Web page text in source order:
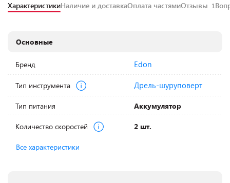
ХарактеристикиНаличие и доставкаОплата частямиОтзывы 1
Основные
Бренд Edon
Тип инструмента Дрель-шуруповерт
Тип питания Аккумулятор
Количество скоростей 2 шт.
Все характеристики